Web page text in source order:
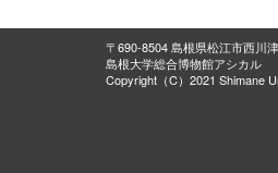
〒690-8504 島根県松江市西川
島根大学総合博物館アシカル
Copyright（C）2021 Shimane